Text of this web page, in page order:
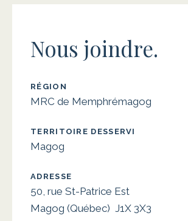
Nous joindre.
RÉGION
MRC de Memphrémagog
TERRITOIRE DESSERVI
Magog
ADRESSE
50, rue St-Patrice Est
Magog (Québec) J1X 3X3